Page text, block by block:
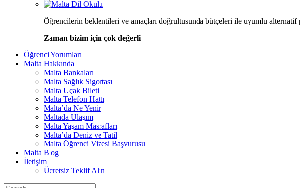
Öğrencilerin beklentileri ve amaçları doğrultusunda bütçeleri ile uyumlu alternatif
Zaman bizim için çok değerli
Öğrenci Yorumları
Malta Hakkında
Malta Bankaları
Malta Sağlık Sigortası
Malta Uçak Bileti
Malta Telefon Hattı
Malta’da Ne Yenir
Maltada Ulaşım
Malta Yaşam Masrafları
Malta’da Deniz ve Tatil
Malta Öğrenci Vizesi Başvurusu
Malta Blog
İletişim
Ücretsiz Teklif Alın